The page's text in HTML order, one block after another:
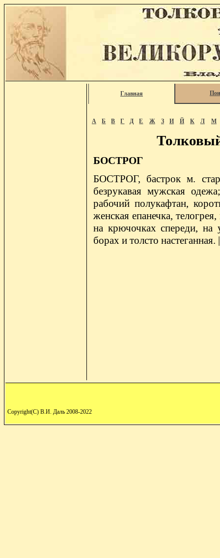
Главная
А Б В Г Д Е Ж З И Й К Л М
БОСТРОГ
БОСТРОГ, бастрок м.
безрукавая мужская
рабочий полукафтан,
женская епанечка,
на крючочках спереди,
борах и толсто
Copyright(C) В.И. Даль 2008-2022